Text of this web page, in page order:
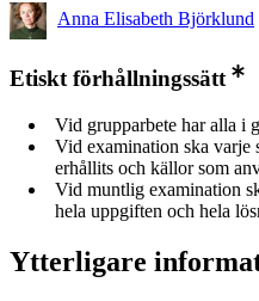
Anna Elisabeth Björklund
Etiskt förhållningssätt
Vid grupparbete har alla i
Vid examination ska varje
erhållits och källor som
Vid muntlig examination
hela uppgiften och hela
Ytterligare